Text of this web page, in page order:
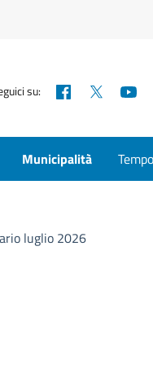
su: Facebook
Municipalità
luglio 2026